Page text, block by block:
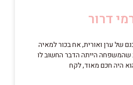
דרור
של ערן ואורית, אח בכור למאיה
שהמשפחה הייתה הדבר החשוב לו
היה חכם מאוד, לקח